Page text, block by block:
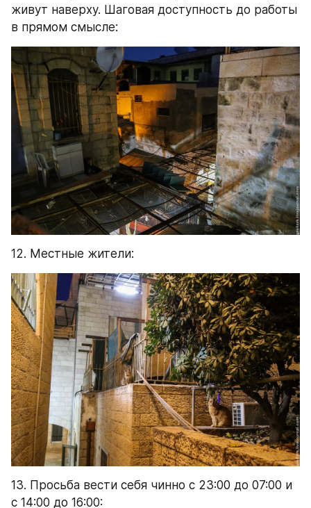
12. Местные жители:
13. Просьба вести себя чинно с 23:00 до 07:00 и
с 14:00 до 16:00: